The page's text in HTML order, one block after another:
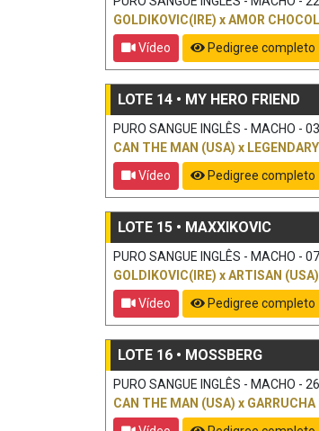
GOLDIKOVIC(IRE) xAMOR
Vídeo
Pedigree completo
LOTE 14 • MY HERO FRIEND
PURO SANGUE INGLÊS - MACHO -
CAN THE MAN (USA) x
Vídeo
Pedigree completo
LOTE 15 • MAXXIKOVIC
PURO SANGUE INGLÊS - MACHO -
GOLDIKOVIC(IRE) xARTISAN
Vídeo
Pedigree completo
LOTE 16 • MOSSBERG
PURO SANGUE INGLÊS - MACHO -
CAN THE MAN (USA) x